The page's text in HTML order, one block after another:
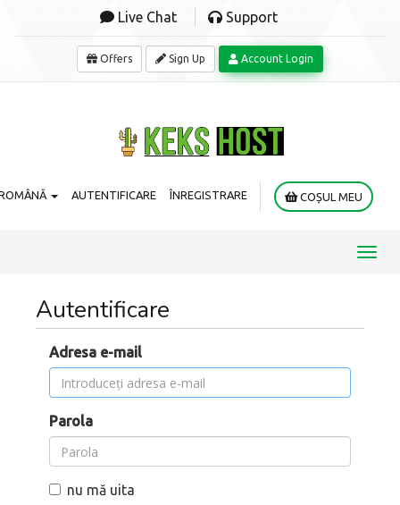
Live Chat Support
Offers Sign Up Account Login
AUTENTIFICARE ÎNREGISTRARE COȘUL MEU
Autentificare
Adresa e-mail
Parola
nu mă uita